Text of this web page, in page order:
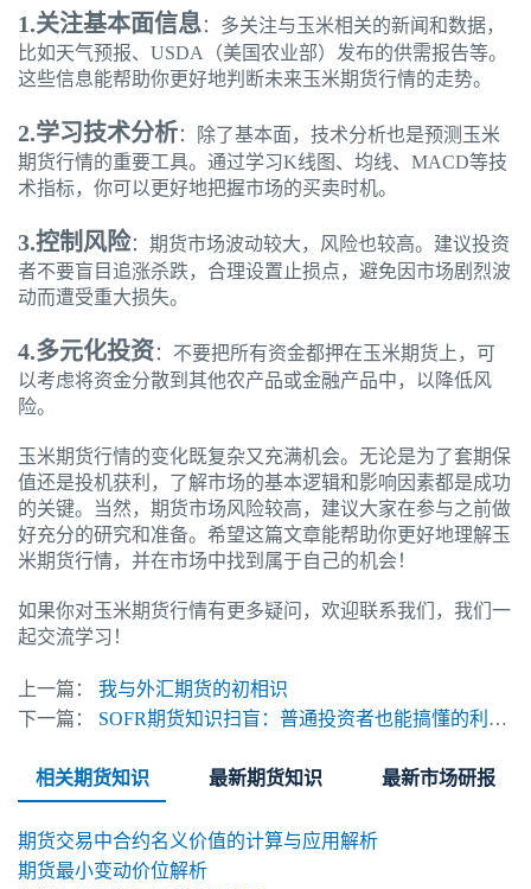
1.关注基本面信息：多关注与玉米相关的新闻和数据，
比如天气预报、USDA（美国农业部）发布的供需报告等。
这些信息能帮助你更好地判断未来玉米期货行情的走势。
2.学习技术分析：除了基本面，技术分析也是预测玉米
期货行情的重要工具。通过学习K线图、均线、MACD等技
术指标，你可以更好地把握市场的买卖时机。
3.控制风险：期货市场波动较大，风险也较高。建议投资
者不要盲目追涨杀跌，合理设置止损点，避免因市场剧烈波
动而遭受重大损失。
4.多元化投资：不要把所有资金都押在玉米期货上，可
以考虑将资金分散到其他农产品或金融产品中，以降低风
险。
玉米期货行情的变化既复杂又充满机会。无论是为了套期保
值还是投机获利，了解市场的基本逻辑和影响因素都是成功
的关键。当然，期货市场风险较高，建议大家在参与之前做
好充分的研究和准备。希望这篇文章能帮助你更好地理解玉
米期货行情，并在市场中找到属于自己的机会！
如果你对玉米期货行情有更多疑问，欢迎联系我们，我们一
起交流学习！
上一篇：
我与外汇期货的初相识
下一篇：
SOFR期货知识扫盲：普通投资者也能搞懂的利率对冲工具
相关期货知识 最新期货知识 最新市场研报
期货交易中合约名义价值的计算与应用解析
期货最小变动价位解析